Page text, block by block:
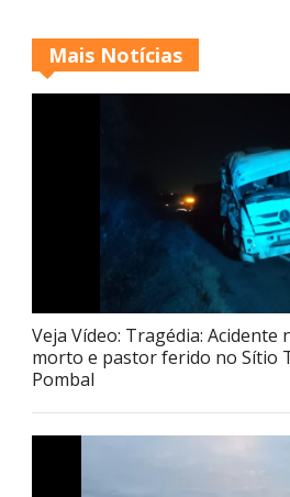
Mais Notícias
Veja Vídeo: Tragédia: Acidente
morto e pastor ferido no Sítio
Pombal